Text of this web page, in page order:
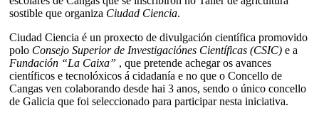
sostible que organiza Ciudad Ciencia.
Ciudad Ciencia é un proxecto de divulgación científica promovido
polo Consejo Superior de Investigaciónes Científicas (CSIC) e a
Fundación “La Caixa” , que pretende achegar os avances
científicos e tecnolóxicos á cidadanía e no que o Concello de
Cangas ven colaborando desde hai 3 anos, sendo o único concello
de Galicia que foi seleccionado para participar nesta iniciativa.